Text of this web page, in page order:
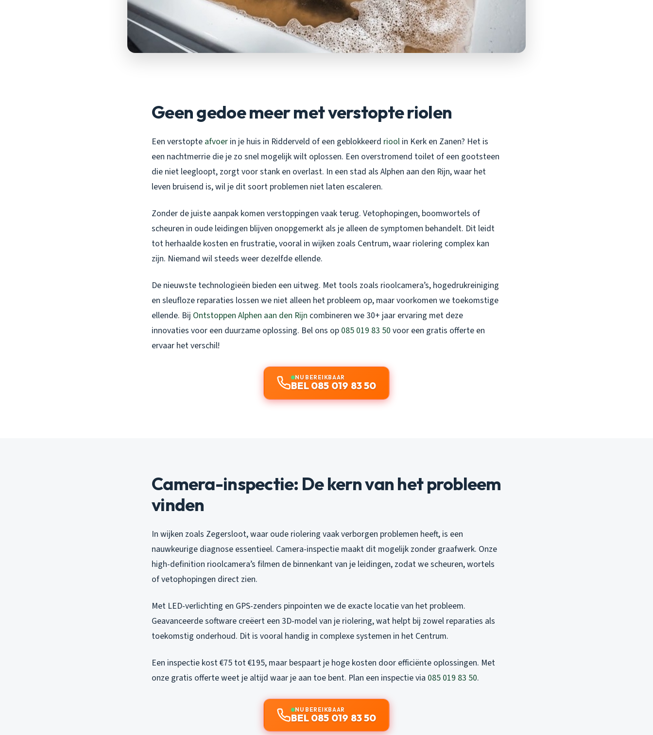
Geen gedoe meer met verstopte riolen
Een verstopte afvoer in je huis in Ridderveld of een geblokkeerd riool in Kerk en Zanen? Het is
een nachtmerrie die je zo snel mogelijk wilt oplossen. Een overstromend toilet of een gootsteen
die niet leegloopt, zorgt voor stank en overlast. In een stad als Alphen aan den Rijn, waar het
leven bruisend is, wil je dit soort problemen niet laten escaleren.
Zonder de juiste aanpak komen verstoppingen vaak terug. Vetophopingen, boomwortels of
scheuren in oude leidingen blijven onopgemerkt als je alleen de symptomen behandelt. Dit leidt
tot herhaalde kosten en frustratie, vooral in wijken zoals Centrum, waar riolering complex kan
zijn. Niemand wil steeds weer dezelfde ellende.
De nieuwste technologieën bieden een uitweg. Met tools zoals rioolcamera’s, hogedrukreiniging
en sleufloze reparaties lossen we niet alleen het probleem op, maar voorkomen we toekomstige
ellende. Bij Ontstoppen Alphen aan den Rijn combineren we 30+ jaar ervaring met deze
innovaties voor een duurzame oplossing. Bel ons op 085 019 83 50 voor een gratis offerte en
ervaar het verschil!
NU BEREIKBAAR
BEL 085 019 83 50
Camera-inspectie: De kern van het probleem
vinden
In wijken zoals Zegersloot, waar oude riolering vaak verborgen problemen heeft, is een
nauwkeurige diagnose essentieel. Camera-inspectie maakt dit mogelijk zonder graafwerk. Onze
high-definition rioolcamera’s filmen de binnenkant van je leidingen, zodat we scheuren, wortels
of vetophopingen direct zien.
Met LED-verlichting en GPS-zenders pinpointen we de exacte locatie van het probleem.
Geavanceerde software creëert een 3D-model van je riolering, wat helpt bij zowel reparaties als
toekomstig onderhoud. Dit is vooral handig in complexe systemen in het Centrum.
Een inspectie kost €75 tot €195, maar bespaart je hoge kosten door efficiënte oplossingen. Met
onze gratis offerte weet je altijd waar je aan toe bent. Plan een inspectie via 085 019 83 50.
NU BEREIKBAAR
BEL 085 019 83 50